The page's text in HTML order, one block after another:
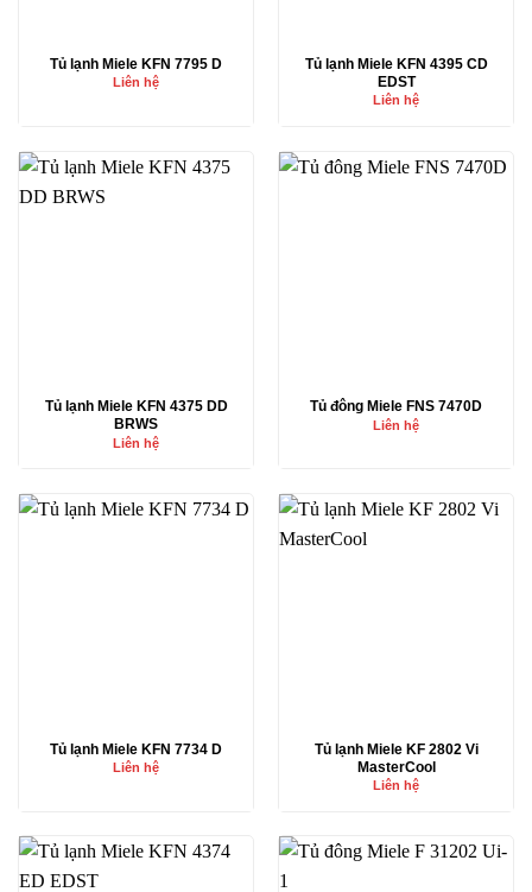
Tủ lạnh Miele KFN 7795 D
Liên hệ
Tủ lạnh Miele KFN 4395 CD
EDST
Liên hệ
Tủ lạnh Miele KFN 4375 DD
BRWS
Liên hệ
Tủ đông Miele FNS 7470D
Liên hệ
Tủ lạnh Miele KFN 7734 D
Liên hệ
Tủ lạnh Miele KF 2802 Vi
MasterCool
Liên hệ